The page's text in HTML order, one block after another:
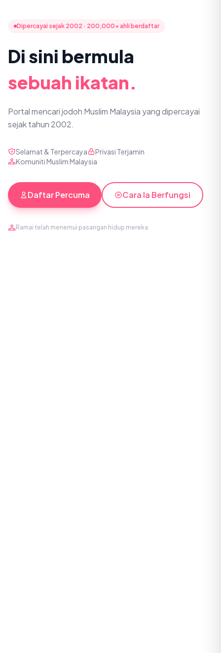
Dipercayai sejak 2002 · 200,000+ ahli berdaftar
Di sini bermula
sebuah ikatan.
Portal mencari jodoh Muslim Malaysia yang dipercayai
sejak tahun 2002.
Selamat & Terpercaya
Privasi Terjamin
Komuniti Muslim Malaysia
Daftar Percuma Cara Ia Berfungsi
Ramai telah menemui pasangan hidup mereka